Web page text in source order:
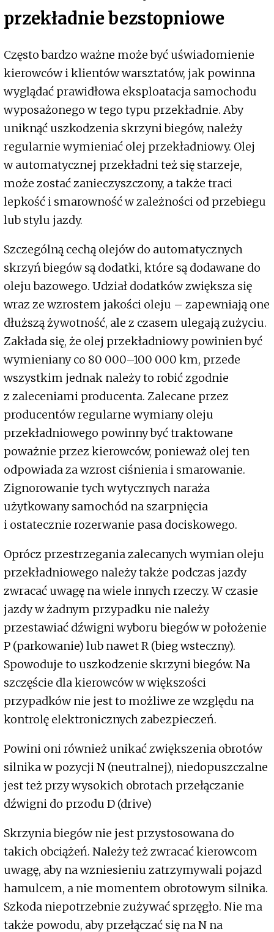
przekładnie bezstopniowe
Często bardzo ważne może być uświadomienie
kierowców i klientów warsztatów, jak powinna
wyglądać prawidłowa eksploatacja samochodu
wyposażonego w tego typu przekładnie. Aby
uniknąć uszkodzenia skrzyni biegów, należy
regularnie wymieniać olej przekładniowy. Olej
w automatycznej przekładni też się starzeje,
może zostać zanieczyszczony, a także traci
lepkość i smarowność w zależności od przebiegu
lub stylu jazdy.
Szczególną cechą olejów do automatycznych
skrzyń biegów są dodatki, które są dodawane do
oleju bazowego. Udział dodatków zwiększa się
wraz ze wzrostem jakości oleju – zapewniają one
dłuższą żywotność, ale z czasem ulegają zużyciu.
Zakłada się, że olej przekładniowy powinien być
wymieniany co 80 000–100 000 km, przede
wszystkim jednak należy to robić zgodnie
z zaleceniami producenta. Zalecane przez
producentów regularne wymiany oleju
przekładniowego powinny być traktowane
poważnie przez kierowców, ponieważ olej ten
odpowiada za wzrost ciśnienia i smarowanie.
Zignorowanie tych wytycznych naraża
użytkowany samochód na szarpnięcia
i ostatecznie rozerwanie pasa dociskowego.
Oprócz przestrzegania zalecanych wymian oleju
przekładniowego należy także podczas jazdy
zwracać uwagę na wiele innych rzeczy. W czasie
jazdy w żadnym przypadku nie należy
przestawiać dźwigni wyboru biegów w położenie
P (parkowanie) lub nawet R (bieg wsteczny).
Spowoduje to uszkodzenie skrzyni biegów. Na
szczęście dla kierowców w większości
przypadków nie jest to możliwe ze względu na
kontrolę elektronicznych zabezpieczeń.
Powini oni również unikać zwiększenia obrotów
silnika w pozycji N (neutralnej), niedopuszczalne
jest też przy wysokich obrotach przełączanie
dźwigni do przodu D (drive)
Skrzynia biegów nie jest przystosowana do
takich obciążeń. Należy też zwracać kierowcom
uwagę, aby na wzniesieniu zatrzymywali pojazd
hamulcem, a nie momentem obrotowym silnika.
Szkoda niepotrzebnie zużywać sprzęgło. Nie ma
także powodu, aby przełączać się na N na